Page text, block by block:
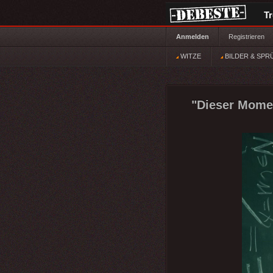
Anmelden Registrieren
WITZE BILDER &
"Dieser